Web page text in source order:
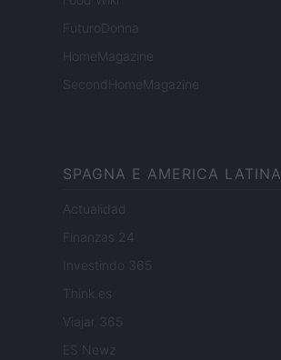
FuturoDonna
HomeMagazine
SecondHomeMagazine
SPAGNA E AMERICA LATINA
Actualidad
Finanzas 24
Investindo 365
Think.es
Viajar 365
ES Newz